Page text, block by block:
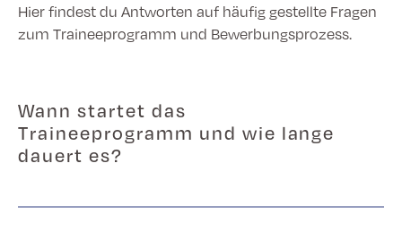
Hier findest du Antworten auf häufig gestellte Fragen
zum Traineeprogramm und Bewerbungsprozess.
Wann startet das
Traineeprogramm und wie lange
dauert es?